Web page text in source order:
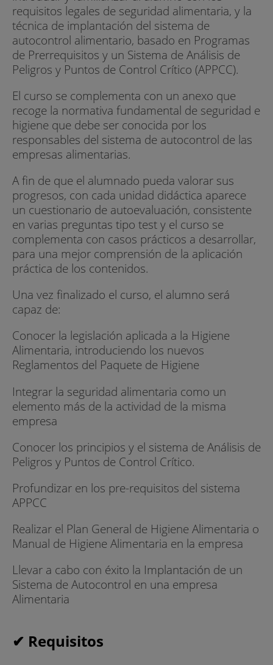
requisitos legales de seguridad alimentaria, y la
técnica de implantación del sistema de
autocontrol alimentario, basado en Programas
de Prerrequisitos y un Sistema de Análisis de
Peligros y Puntos de Control Crítico (APPCC).
El curso se complementa con un anexo que
recoge la normativa fundamental de seguridad e
higiene que debe ser conocida por los
responsables del sistema de autocontrol de las
empresas alimentarias.
A fin de que el alumnado pueda valorar sus
progresos, con cada unidad didáctica aparece
un cuestionario de autoevaluación, consistente
en varias preguntas tipo test y el curso se
complementa con casos prácticos a desarrollar,
para una mejor comprensión de la aplicación
práctica de los contenidos.
Una vez finalizado el curso, el alumno será
capaz de:
Conocer la legislación aplicada a la Higiene
Alimentaria, introduciendo los nuevos
Reglamentos del Paquete de Higiene
Integrar la seguridad alimentaria como un
elemento más de la actividad de la misma
empresa
Conocer los principios y el sistema de Análisis de
Peligros y Puntos de Control Crítico.
Profundizar en los pre-requisitos del sistema
APPCC
Realizar el Plan General de Higiene Alimentaria o
Manual de Higiene Alimentaria en la empresa
Llevar a cabo con éxito la Implantación de un
Sistema de Autocontrol en una empresa
Alimentaria
✔ Requisitos